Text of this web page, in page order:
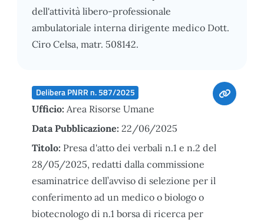
dell'attività libero-professionale
ambulatoriale interna dirigente medico Dott.
Ciro Celsa, matr. 508142.
Delibera PNRR n. 587/2025
Ufficio: Area Risorse Umane
Data Pubblicazione: 22/06/2025
Titolo: Presa d'atto dei verbali n.1 e n.2 del
28/05/2025, redatti dalla commissione
esaminatrice dell’avviso di selezione per il
conferimento ad un medico o biologo o
biotecnologo di n.1 borsa di ricerca per